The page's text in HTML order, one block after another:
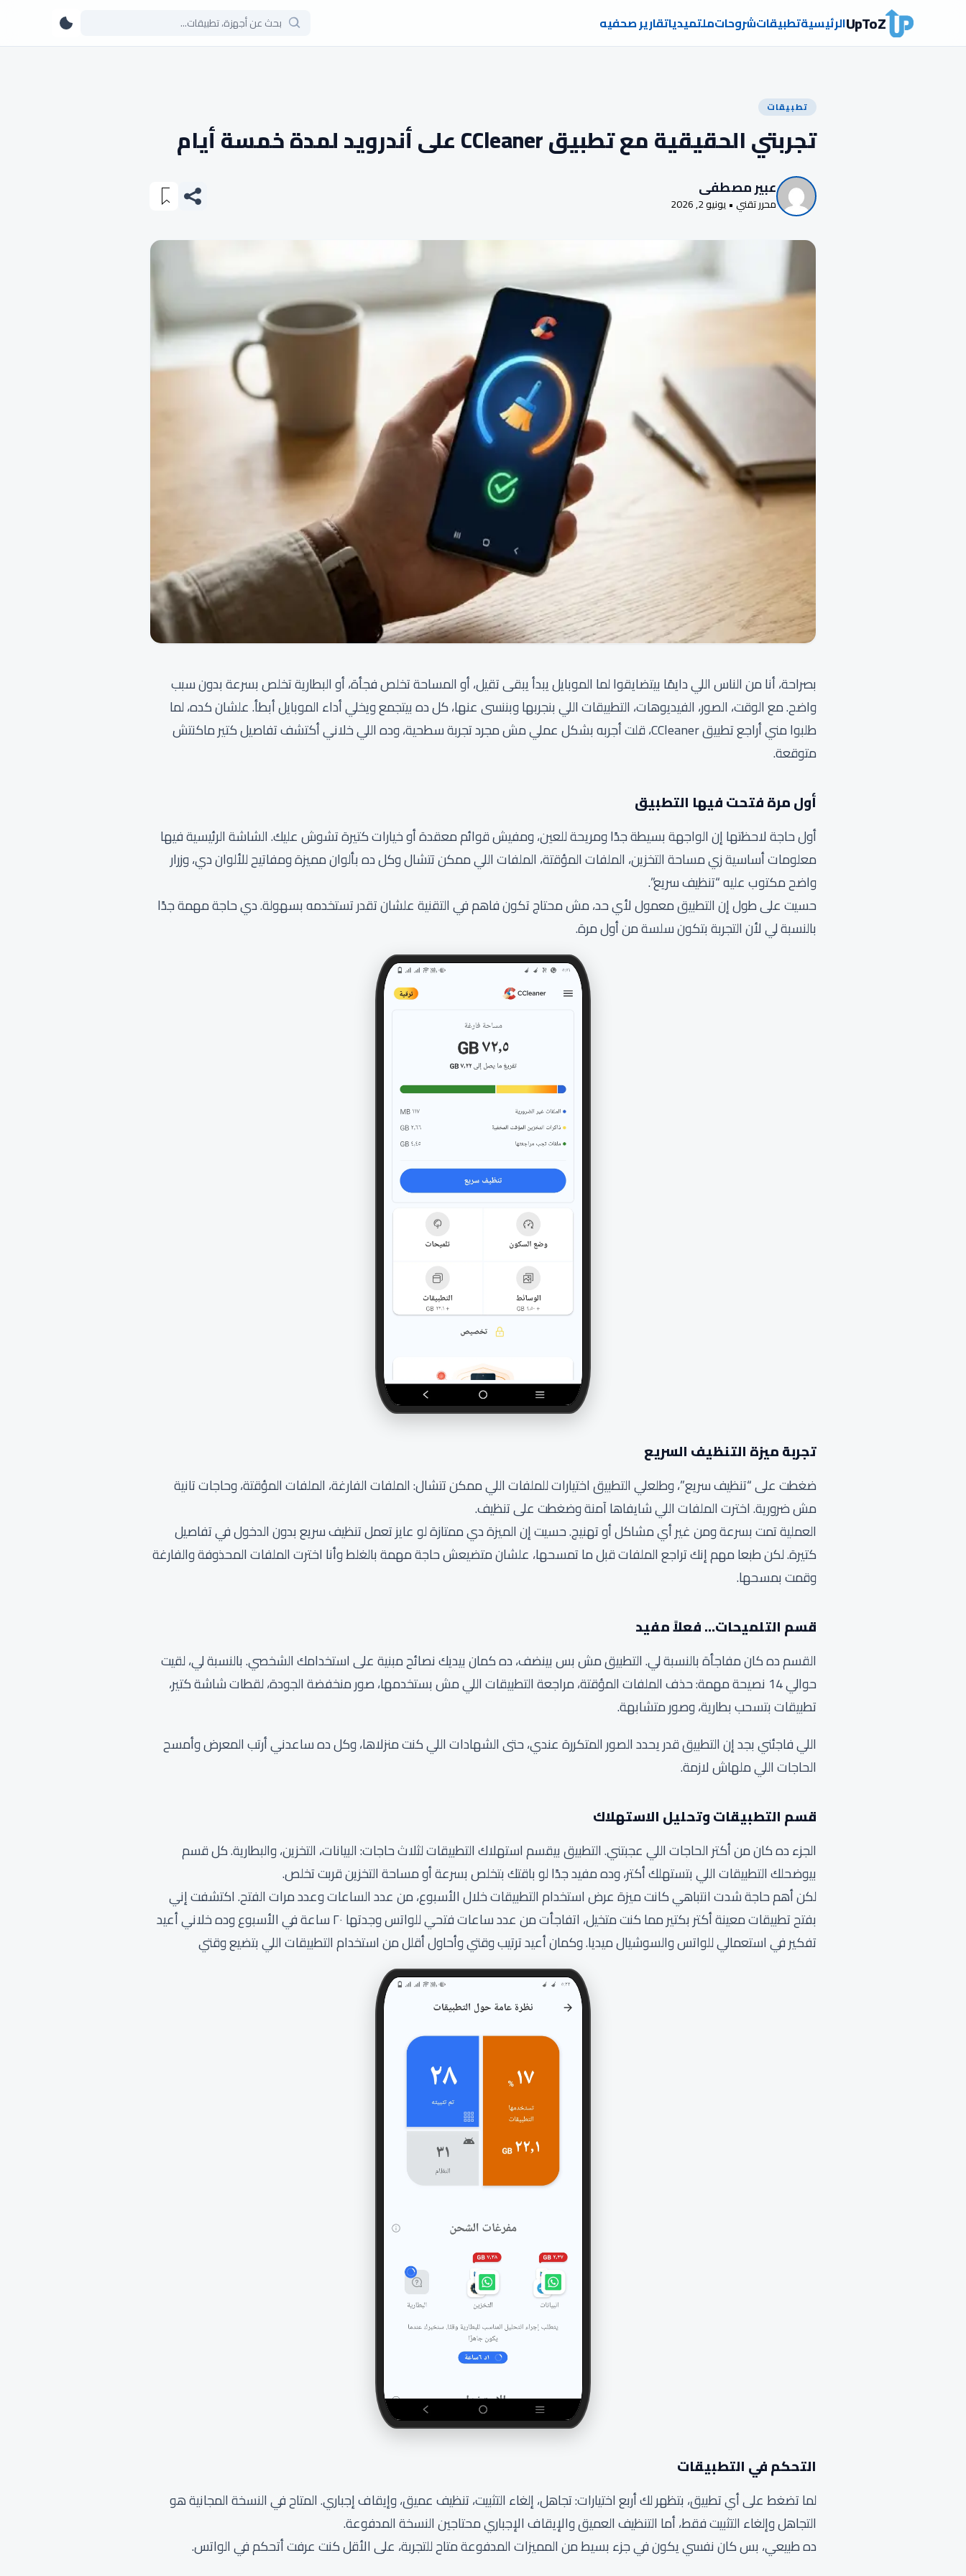
UpToZالرئيسيةتطبيقاتشروحاتملتميدياتقارير صحفيه
تطبيقات
تجربتي الحقيقية مع تطبيق CCleaner على أندرويد لمدة خمسة أيام
عبير مصطفى
محرر تقني • يونيو 2, 2026
بصراحة، أنا من الناس اللي دايمًا بيتضايقوا لما الموبايل يبدأ يبقى تقيل، أو المساحة تخلص فجأة، أو البطارية تخلص بسرعة بدون سبب
واضح. مع الوقت، الصور، الفيديوهات، التطبيقات اللي بنجربها وبننسى عنها، كل ده بيتجمع ويخلي أداء الموبايل أبطأ. علشان كده، لما
طلبوا مني أراجع تطبيق CCleaner، قلت أجربه بشكل عملي مش مجرد تجربة سطحية، وده اللي خلاني أكتشف تفاصيل كتير ماكنتش
متوقعة.
أول مرة فتحت فيها التطبيق
أول حاجة لاحظتها إن الواجهة بسيطة جدًا ومريحة للعين، ومفيش قوائم معقدة أو خيارات كتيرة تشوش عليك. الشاشة الرئيسية فيها
معلومات أساسية زي مساحة التخزين، الملفات المؤقتة، الملفات اللي ممكن تتشال وكل ده بألوان مميزة ومفاتيح للألوان دي، وزرار
واضح مكتوب عليه “تنظيف سريع”.
حسيت على طول إن التطبيق معمول لأي حد، مش محتاج تكون فاهم في التقنية علشان تقدر تستخدمه بسهولة. دي حاجة مهمة جدًا
بالنسبة لي لأن التجربة بتكون سلسة من أول مرة.
تجربة ميزة التنظيف السريع
ضغطت على “تنظيف سريع”، وطلعلي التطبيق اختيارات للملفات اللي ممكن تتشال: الملفات الفارغة، الملفات المؤقتة، وحاجات تانية
مش ضرورية. اخترت الملفات اللي شايفاها آمنة وضغطت على تنظيف.
العملية تمت بسرعة ومن غير أي مشاكل أو تهنيج. حسيت إن الميزة دي ممتازة لو عايز تعمل تنظيف سريع بدون الدخول في تفاصيل
كتيرة. لكن طبعا مهم إنك تراجع الملفات قبل ما تمسحها، علشان متضيعش حاجة مهمة بالغلط وأنا اخترت الملفات المحذوفة والفارغة
وقمت بمسحها.
قسم التلميحات… فعلاً مفيد
القسم ده كان مفاجأة بالنسبة لي. التطبيق مش بس بينضف، ده كمان بيديك نصائح مبنية على استخدامك الشخصي. بالنسبة لي، لقيت
حوالي 14 نصيحة مهمة: حذف الملفات المؤقتة، مراجعة التطبيقات اللي مش بستخدمها، صور منخفضة الجودة، لقطات شاشة كتير،
تطبيقات بتسحب بطارية، وصور متشابهة.
اللي فاجئني بجد إن التطبيق قدر يحدد الصور المتكررة عندي، حتى الشهادات اللي كنت منزلاها، وكل ده ساعدني أرتب المعرض وأمسح
الحاجات اللي ملهاش لازمة.
قسم التطبيقات وتحليل الاستهلاك
الجزء ده كان من أكتر الحاجات اللي عجبتني. التطبيق بيقسم استهلاك التطبيقات لثلاث حاجات: البيانات، التخزين، والبطارية. كل قسم
بيوضحلك التطبيقات اللي بتستهلك أكتر، وده مفيد جدًا لو باقتك بتخلص بسرعة أو مساحة التخزين قربت تخلص.
لكن أهم حاجة شدت انتباهي كانت ميزة عرض استخدام التطبيقات خلال الأسبوع، من عدد الساعات وعدد مرات الفتح. اكتشفت إني
بفتح تطبيقات معينة أكتر بكتير مما كنت متخيل، اتفاجأت من عدد ساعات فتحي للواتس وجدتها ٢٠ ساعة في الأسبوع وده خلاني أعيد
تفكير في استعمالي للواتس والسوشيال ميديا. وكمان أعيد ترتيب وقتي وأحاول أقلل من استخدام التطبيقات اللي بتضيع وقتي
التحكم في التطبيقات
لما تضغط على أي تطبيق، بتظهر لك أربع اختيارات: تجاهل، إلغاء التثبيت، تنظيف عميق، وإيقاف إجباري. المتاح في النسخة المجانية هو
التجاهل وإلغاء التثبيت فقط، أما التنظيف العميق والإيقاف الإجباري محتاجين النسخة المدفوعة.
ده طبيعي، بس كان نفسي يكون في جزء بسيط من المميزات المدفوعة متاح للتجربة، على الأقل كنت عرفت أتحكم في الواتس.